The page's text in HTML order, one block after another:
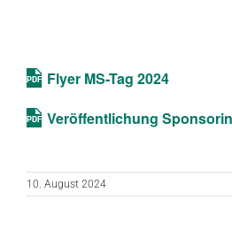
Flyer MS-Tag 2024
Veröffentlichung
10. August 2024